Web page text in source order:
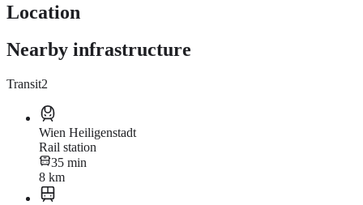
Location
Nearby infrastructure
Transit2
Wien Heiligenstadt
Rail station
35 min
8 km